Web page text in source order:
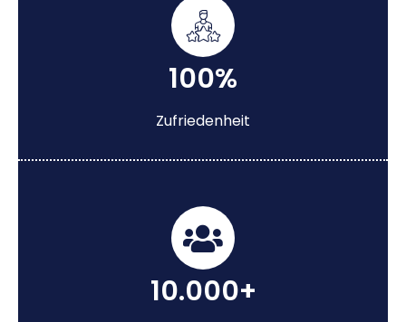
100%
Zufriedenheit
10.000+